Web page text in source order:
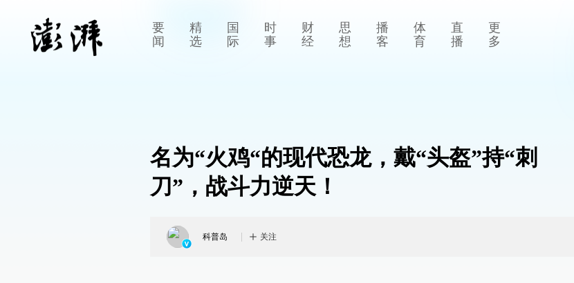
要
闻
精
选
国
际
时
事
财
经
思
想
播
客
体
育
直
播
更
多
名为“火鸡“的现代恐龙，戴“头盔”持“刺
刀”，战斗力逆天！
科普岛 关注